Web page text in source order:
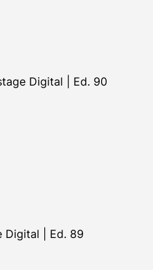
Digital | Ed. 90
Digital | Ed. 89